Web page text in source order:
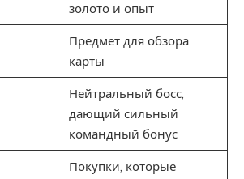
золото и опыт
Предмет для обзора
карты
Нейтральный босс,
дающий сильный
командный бонус
Покупки, которые